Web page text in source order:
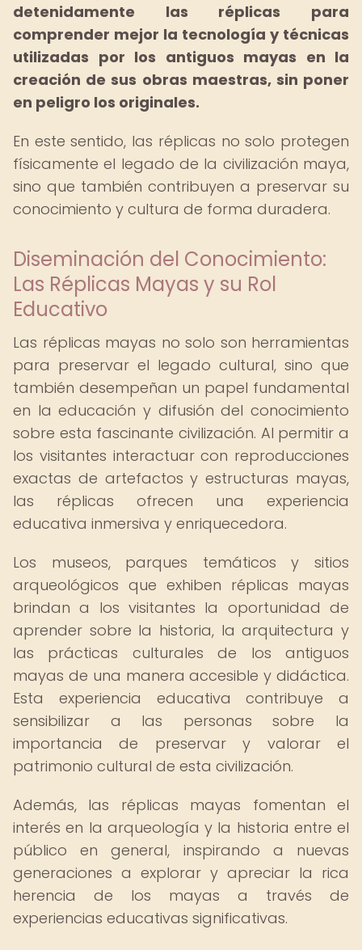
detenidamente las réplicas para
comprender mejor la tecnología y técnicas
utilizadas por los antiguos mayas en la
creación de sus obras maestras, sin poner
en peligro los originales.
En este sentido, las réplicas no solo protegen
físicamente el legado de la civilización maya,
sino que también contribuyen a preservar su
conocimiento y cultura de forma duradera.
Diseminación del Conocimiento:
Las Réplicas Mayas y su Rol
Educativo
Las réplicas mayas no solo son herramientas
para preservar el legado cultural, sino que
también desempeñan un papel fundamental
en la educación y difusión del conocimiento
sobre esta fascinante civilización. Al permitir a
los visitantes interactuar con reproducciones
exactas de artefactos y estructuras mayas,
las réplicas ofrecen una experiencia
educativa inmersiva y enriquecedora.
Los museos, parques temáticos y sitios
arqueológicos que exhiben réplicas mayas
brindan a los visitantes la oportunidad de
aprender sobre la historia, la arquitectura y
las prácticas culturales de los antiguos
mayas de una manera accesible y didáctica.
Esta experiencia educativa contribuye a
sensibilizar a las personas sobre la
importancia de preservar y valorar el
patrimonio cultural de esta civilización.
Además, las réplicas mayas fomentan el
interés en la arqueología y la historia entre el
público en general, inspirando a nuevas
generaciones a explorar y apreciar la rica
herencia de los mayas a través de
experiencias educativas significativas.